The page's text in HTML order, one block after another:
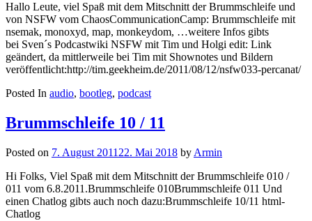
Hallo Leute, viel Spaß mit dem Mitschnitt der Brummschleife und
von NSFW vom ChaosCommunicationCamp: Brummschleife mit
nsemak, monoxyd, map, monkeydom, …weitere Infos gibts
bei Sven´s Podcastwiki NSFW mit Tim und Holgi edit: Link
geändert, da mittlerweile bei Tim mit Shownotes und Bildern
veröffentlicht:http://tim.geekheim.de/2011/08/12/nsfw033-percanat/
Posted In audio, bootleg, podcast
Brummschleife 10 / 11
Posted on 7. August 2011 22. Mai 2018 by Armin
Hi Folks, Viel Spaß mit dem Mitschnitt der Brummschleife 010 /
011 vom 6.8.2011.Brummschleife 010Brummschleife 011 Und
einen Chatlog gibts auch noch dazu:Brummschleife 10/11 html-
Chatlog